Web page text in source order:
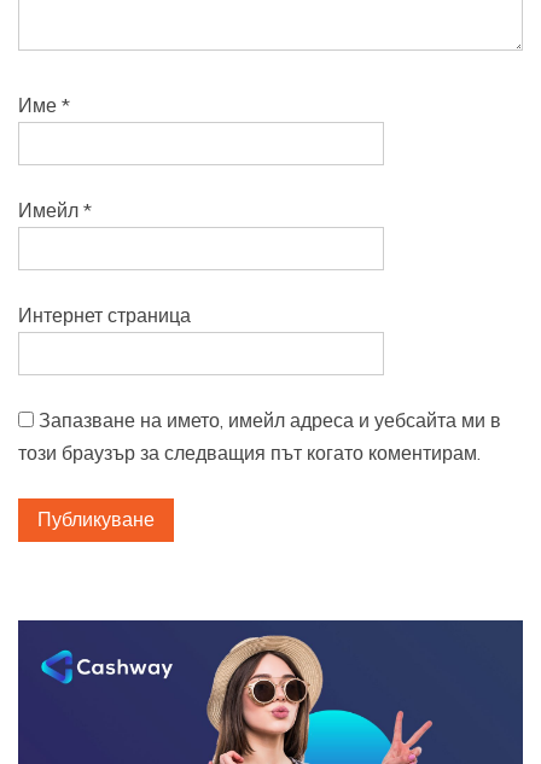
Име *
Имейл *
Интернет страница
Запазване на името, имейл адреса и уебсайта ми в
този браузър за следващия път когато коментирам.